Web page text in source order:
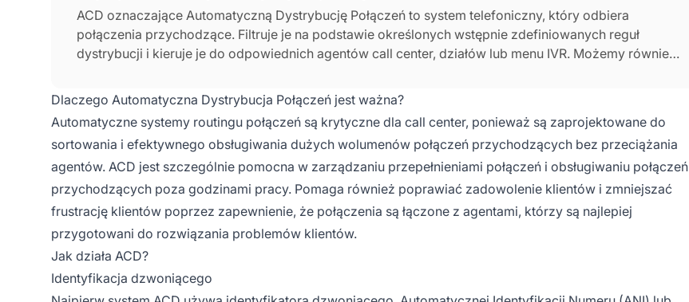
ACD oznaczające Automatyczną Dystrybucję Połączeń to system telefoniczny, który odbiera
połączenia przychodzące. Filtruje je na podstawie określonych wstępnie zdefiniowanych reguł
dystrybucji i kieruje je do odpowiednich agentów call center, działów lub menu IVR. Możemy również
Telephony Integration (CTI) i Interactive Voice Response (IVR), aby zapewnić inteligentne kierowanie
połączeń przychodzących do najbardziej odpowiednich agentów.
Dlaczego Automatyczna Dystrybucja Połączeń jest ważna?
Automatyczne systemy routingu połączeń są krytyczne dla call center, ponieważ są zaprojektowane do
sortowania i efektywnego obsługiwania dużych wolumenów połączeń przychodzących bez przeciążania
agentów. ACD jest szczególnie pomocna w zarządzaniu przepełnieniami połączeń i obsługiwaniu połączeń
przychodzących poza godzinami pracy. Pomaga również poprawiać zadowolenie klientów i zmniejszać
frustrację klientów poprzez zapewnienie, że połączenia są łączone z agentami, którzy są najlepiej
przygotowani do rozwiązania problemów klientów.
Jak działa ACD?
Identyfikacja dzwoniącego